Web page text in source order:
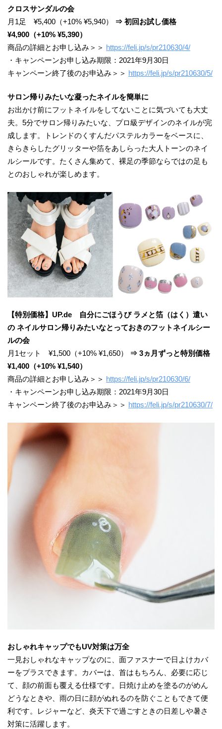
クロスサンダルの会
月1足 ¥5,400（+10% ¥5,940）
⇒ 初回お試し価格
¥4,900（+10% ¥5,390）
商品の詳細とお申し込み＞＞ https://feli.jp/s/pr210630/4/
・キャンペーンお申し込み期限：2021年9月30日
キャンペーン終了後のお申込み＞＞ https://feli.jp/s/pr210630/5/
サロン帰りみたいな凝ったネイルを簡単に
お出かけ前にフットネイルをしてないことに気づいても大丈
夫。5分でサロン帰りみたいな、プロ級デザインのネイルが完
成します。トレンドのくすんだパステルカラーをベースに、
きらきらしたグリッターや箔をあしらった大人トーンのネイ
ルシールです。たくさん集めて、裸足の季節ならではの足も
とのおしゃれが楽しめます。
【特別価格】UP.de 自分にごほうび ラメと箔（はく）遣い
の ネイルサロン帰りみたいなとっておきのフットネイルシー
ルの会
月1セット ¥1,500（+10% ¥1,650）
⇒ 3ヵ月ずっと特別価格
¥1,400（+10% ¥1,540）
商品の詳細とお申し込み＞＞ https://feli.jp/s/pr210630/6/
・キャンペーンお申し込み期限：2021年9月30日
キャンペーン終了後のお申込み＞＞ https://feli.jp/s/pr210630/7/
おしゃれキャップでもUV対策は万全
一見おしゃれなキャップなのに、面ファスナーで日よけカバ
ーをプラスできます。カバーは、首はもちろん、必要に応じ
て、顔の前面も覆える仕様です。日焼け止めを塗るのがめん
どうなときや、雨の日に顔がぬれるのを防ぐこともできて便
利です。レジャーなど、炎天下で過ごすときの日差しや暑さ
対策に活躍します。